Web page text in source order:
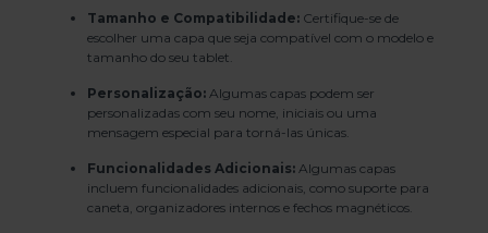
Tamanho e Compatibilidade: Certifique-se de
escolher uma capa que seja compatível com o modelo e
tamanho do seu tablet.
Personalização: Algumas capas podem ser
personalizadas com seu nome, iniciais ou uma
mensagem especial para torná-las únicas.
Funcionalidades Adicionais: Algumas capas
incluem funcionalidades adicionais, como suporte para
caneta, organizadores internos e fechos magnéticos.